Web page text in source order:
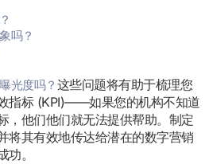
吗？
光度吗？ 这些问题将有助于梳理您
指标 (KPI)——如果您的机构不知道
，他们他们就无法提供帮助。制定
将其有效地传达给潜在的数字营销
。